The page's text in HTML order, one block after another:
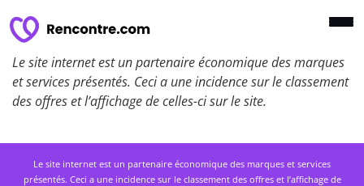
Le site internet est un partenaire économique des marques
et services présentés. Ceci a une incidence sur le classement
des offres et l’affichage de celles-ci sur le site.
Le site internet est un partenaire économique des marques et services
présentés. Ceci a une incidence sur le classement des offres et l’affichage de